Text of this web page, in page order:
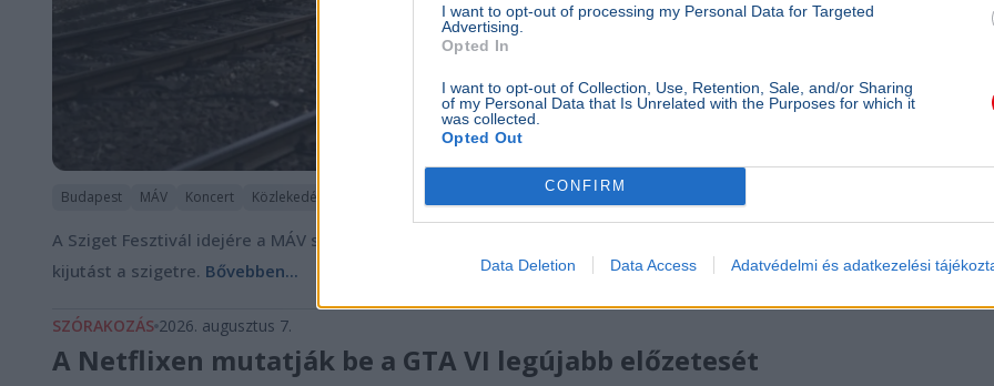
I want to opt-out of processing my Personal Data for Targeted
Advertising.
Opted In
I want to opt-out of Collection, Use, Retention, Sale, and/or Sharing
of my Personal Data that Is Unrelated with the Purposes for which it
was collected.
Opted Out
CONFIRM
Data Deletion Data Access Adatvédelmi és adatkezelési
Budapest MÁV Koncert Közlekedés
A Sziget Fesztivál idejére a MÁV sűríti a H5-ös HÉV-járatokat, és a teljes vonalon, átszállás nélkül biztosítja a
kijutást a szigetre. Bővebben...
SZÓRAKOZÁS 2026. augusztus 7.
A Netflixen mutatják be a GTA VI legújabb előzetesét